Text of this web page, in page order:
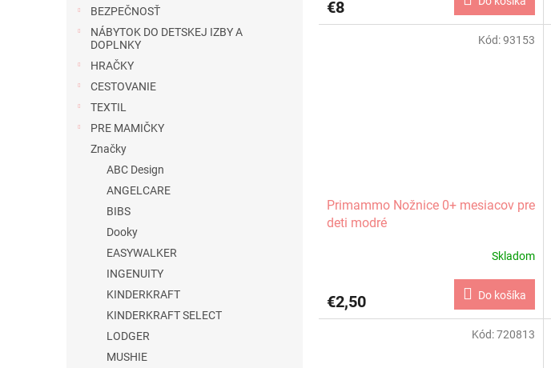
BEZPEČNOSŤ
NÁBYTOK DO DETSKEJ IZBY A
DOPLNKY
HRAČKY
CESTOVANIE
TEXTIL
PRE MAMIČKY
Značky
ABC Design
ANGELCARE
BIBS
Dooky
EASYWALKER
INGENUITY
KINDERKRAFT
KINDERKRAFT SELECT
LODGER
MUSHIE
€8
Primammo Nožnice 0+ mesiacov pre
deti modré
Skladom
€2,50 Do košíka
Kód:93153
Kód:720813